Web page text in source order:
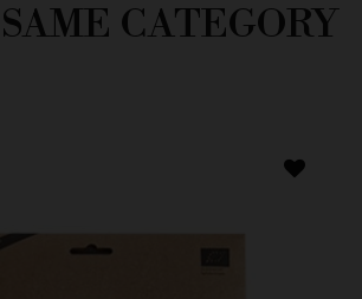
CATEGORY